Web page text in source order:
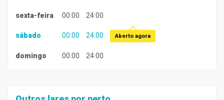
sexta-feira 00:00 24:00
sábado 00:00 24:00 Aberto agora
domingo 00:00 24:00